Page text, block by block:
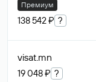
Премиум
138 542 ₽ ?
visat.mn
19 048 ₽ ?